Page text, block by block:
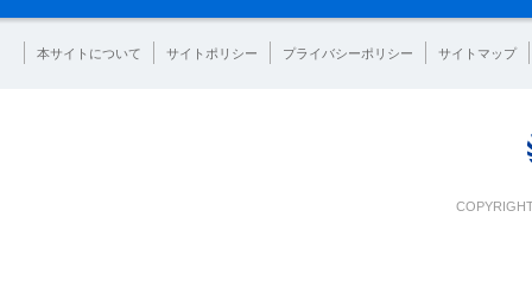
本サイトについて サイトポリシー プライバシーポリシー サイトマップ